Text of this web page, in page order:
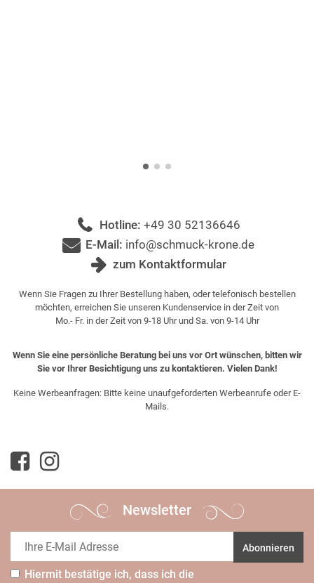
Hotline: +49 30 52136646
E-Mail: info@schmuck-krone.de
zum Kontaktformular
Wenn Sie Fragen zu Ihrer Bestellung haben, oder telefonisch bestellen
möchten, erreichen Sie unseren Kundenservice in der Zeit von
Mo.- Fr. in der Zeit von 9-18 Uhr und Sa. von 9-14 Uhr
Wenn Sie eine persönliche Beratung bei uns vor Ort wünschen, bitten wir
Sie vor Ihrer Besichtigung uns zu kontaktieren. Vielen Dank!
Keine Werbeanfragen: Bitte keine unaufgeforderten Werbeanrufe oder E-
Mails.
Newsletter
Abonnieren
Hiermit bestätige ich, dass ich die